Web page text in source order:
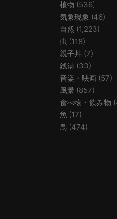
植物 (536)
気象現象 (46)
自然 (1,223)
虫 (118)
親子丼 (7)
銭湯 (33)
音楽・映画 (57)
風景 (857)
食べ物・飲み物
魚 (17)
鳥 (474)